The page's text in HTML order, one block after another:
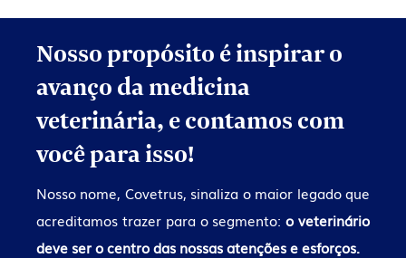
Nosso propósito é inspirar o
avanço da medicina
veterinária, e contamos com
você para isso!
Nosso nome, Covetrus, sinaliza o maior legado que
acreditamos trazer para o segmento:o veterinário
deve ser o centro das nossas atenções e esforços.